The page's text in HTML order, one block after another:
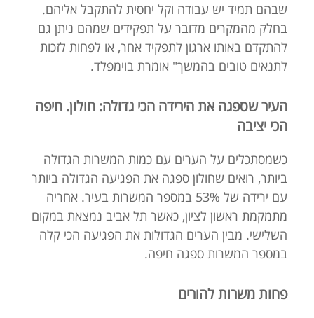
שבהם תמיד יש עבודה וקל יחסית להתקבל אליהם.
בחלק מהמקרים מדובר על תפקידים שמהם ניתן גם
להתקדם באותו ארגון לתפקיד אחר, או לפחות לזכות
לתנאים טובים בהמשך" אומרת בוימפלד.
העיר שספגה את הירידה הכי גדולה: חולון. חיפה
הכי יציבה
כשמסתכלים על הערים עם כמות המשרות הגדולה
ביותר, רואים שחולון ספגה את הפגיעה הגדולה ביותר
עם ירידה של 53% במספר המשרות בעיר. אחריה
מתמקמת ראשון לציון, כאשר תל אביב נמצאת במקום
השלישי. מבין הערים הגדולות את הפגיעה הכי קלה
במספר המשרות ספגה חיפה.
פחות משרות להורים